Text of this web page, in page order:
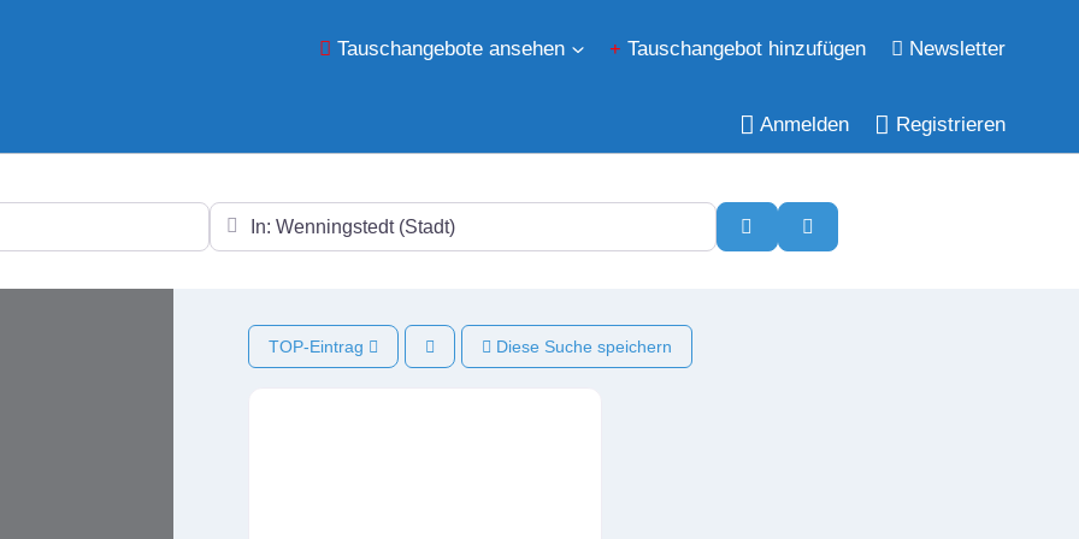
Tauschangebote ansehen Tauschangebot hinzufügen Newsletter
Anmelden Registrieren
In der Nähe Suchen
TOP-Eintrag Diese Suche speichern